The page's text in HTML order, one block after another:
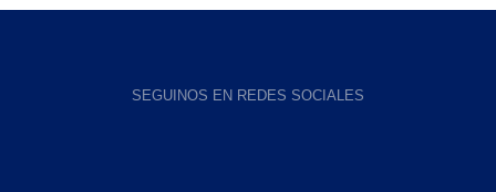
SEGUINOS EN REDES SOCIALES